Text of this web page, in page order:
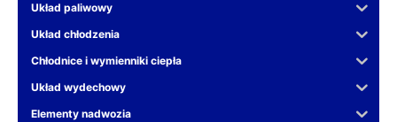
Układ paliwowy
Układ chłodzenia
Chłodnice i wymienniki ciepła
Układ wydechowy
Elementy nadwozia